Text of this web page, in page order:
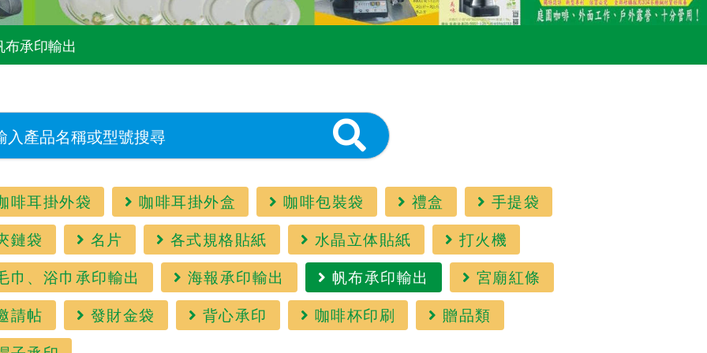
布承印輸出
啡耳掛外袋 咖啡耳掛外盒 咖啡包裝袋 禮盒
手提袋
鏈袋
名片 各式規格貼紙 水晶立体貼紙
打火機
巾、浴巾承印輸出
海報承印輸出 帆布承印輸出
宮廟紅條
請帖
發財金袋 背心承印 咖啡杯印刷
贈品類